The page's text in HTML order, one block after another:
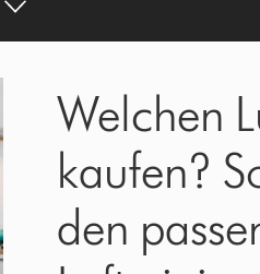
Welchen
kaufen?
den